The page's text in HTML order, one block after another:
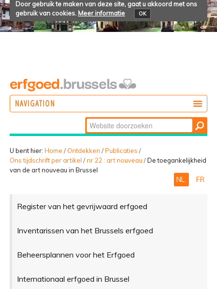
Door gebruik te maken van deze site, gaat u akkoord met ons
gebruik van cookies. Meer informatie OK
NAVIGATION
BELEVEN
Zoek
Geavanceerd
zoeken...
U bent hier: Home / Ontdekken /Publicaties /
Ons tijdschrift per artikel /nr 22 : art nouveau /De toegankelijkheid
van de art nouveau in Brussel
NL FR
Register van het gevrijwaard erfgoed
Inventarissen van het Brussels erfgoed
Beheersplannen voor het Erfgoed
Internationaal erfgoed in Brussel